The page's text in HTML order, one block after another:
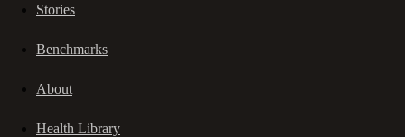
Stories
Benchmarks
About
Health Library